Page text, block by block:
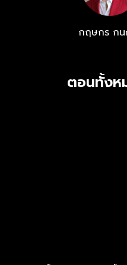
และแอปฯ
กฤษกร กน
ตอนทั้ง